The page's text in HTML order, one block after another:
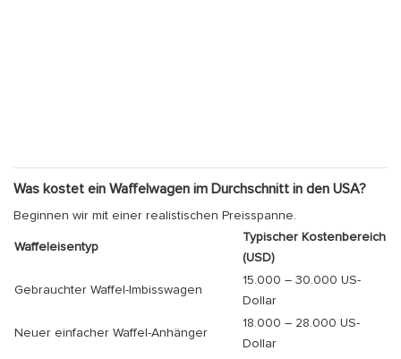
Was kostet ein Waffelwagen im Durchschnitt in den USA?
Beginnen wir mit einer realistischen Preisspanne.
Waffeleisentyp
Typischer Kostenbereich
(USD)
Gebrauchter Waffel-Imbisswagen
15.000 – 30.000 US-
Dollar
Neuer einfacher Waffel-Anhänger
18.000 – 28.000 US-
Dollar